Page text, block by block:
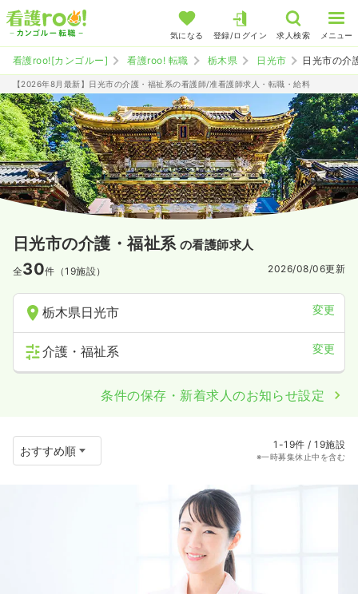
気になる 登録/ログイン 求人検索 メニュー
看護roo![カンゴルー] 看護roo! 転職 栃木県 日光市 日光市の介
【2026年8月最新】日光市の介護・福祉系の看護師/准看護師求人・転職・給料
日光市の介護・福祉系 の看護師求人
全30件（19施設） 2026/08/06更新
栃木県日光市 変更
介護・福祉系 変更
条件の保存・新着求人のお知らせ設定
1-19件 / 19施設
※一時募集休止中を含む